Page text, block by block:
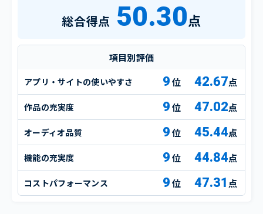
総合得点 50.30点
項目別評価
アプリ・サイトの使いやすさ 9 42.67点
作品の充実度 9 47.02点
オーディオ品質 9 45.44点
機能の充実度 9 44.84点
コストパフォーマンス 9 47.31 点